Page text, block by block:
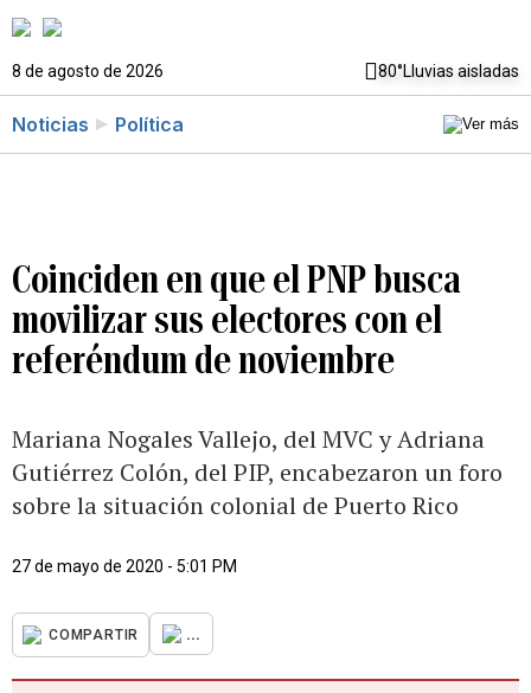
8 de agosto de 2026 80°Lluvias aisladas
Noticias Política
Coinciden en que el PNP busca
movilizar sus electores con el
referéndum de noviembre
Mariana Nogales Vallejo, del MVC y Adriana
Gutiérrez Colón, del PIP, encabezaron un foro
sobre la situación colonial de Puerto Rico
27 de mayo de 2020 - 5:01 PM
COMPARTIR ...